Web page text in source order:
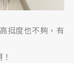
挺度也不夠，有